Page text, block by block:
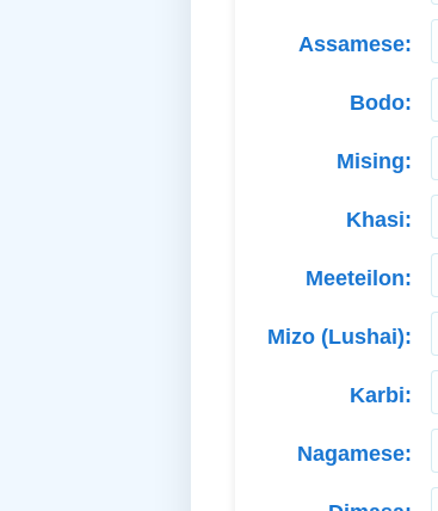
Assamese:
Bodo:
Mising:
Khasi:
Meeteilon:
Mizo (Lushai):
Karbi:
Nagamese: